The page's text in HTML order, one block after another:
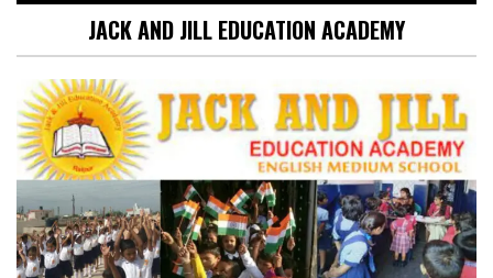
JACK AND JILL EDUCATION ACADEMY